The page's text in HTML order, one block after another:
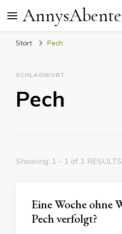
Start Pech
SCHLAGWORT
Pech
Showing: 1 - 1 of 1 RESULTS
Eine Woche ohne
Pech verfolgt?